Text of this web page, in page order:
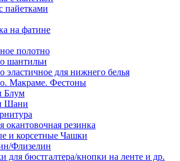
пайетками
на фатине
полотно
шантильи
эластичное для нижнего белья
Макраме. Фестоны
Блум
Шани
окантовочная резинка
и корсетные Чашки
Флизелин
для бюстгалтера/кнопки на ленте и др.